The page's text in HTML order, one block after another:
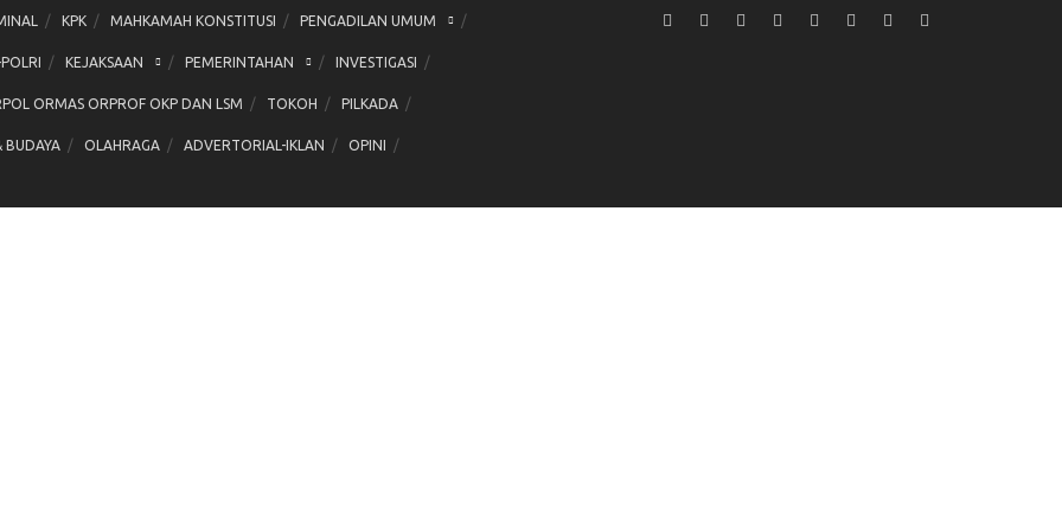
KPK MAHKAMAH KONSTITUSI PENGADILAN UMUM
KEJAKSAAN PEMERINTAHAN INVESTIGASI
ORMAS ORPROF OKP DAN LSM TOKOH PILKADA
BUDAYA OLAHRAGA ADVERTORIAL-IKLAN OPINI